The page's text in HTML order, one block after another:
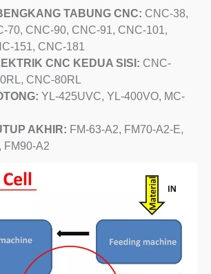
TABUNG CNC: CNC-38,
70, CNC-90, CNC-91, CNC-101,
151, CNC-181
CNC KEDUA SISI: CNC-
CNC-80RL
YL-425UVC, YL-400VO, MC-
AKHIR: FM-63-A2, FM70-A2-E,
FM90-A2